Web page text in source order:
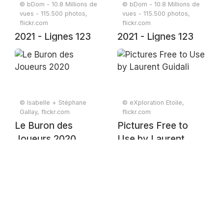
© bDom - 10.8 Millions de
vues - 115.500 photos,
flickr.com
2021 - Lignes 123
© bDom - 10.8 Millions de
vues - 115.500 photos,
flickr.com
2021 - Lignes 123
© Isabelle + Stéphane
Gallay, flickr.com
Le Buron des
Joueurs 2020
© eXploration Etoile,
flickr.com
Pictures Free to
Use by Laurent